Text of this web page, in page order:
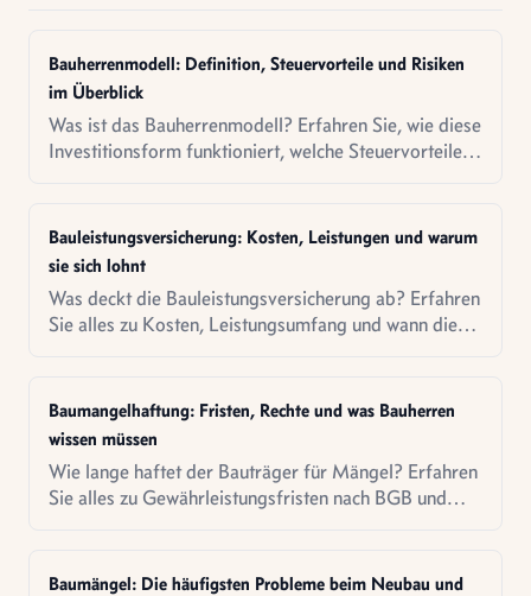
Bauherrenmodell: Definition, Steuervorteile und Risiken
im Überblick
Was ist das Bauherrenmodell? Erfahren Sie, wie diese
Investitionsform funktioniert, welche Steuervorteile
Bauleistungsversicherung: Kosten, Leistungen und warum
sie sich lohnt
Was deckt die Bauleistungsversicherung ab? Erfahren
Sie alles zu Kosten, Leistungsumfang und wann diese
Baumangelhaftung: Fristen, Rechte und was Bauherren
wissen müssen
Wie lange haftet der Bauträger für Mängel? Erfahren
Sie alles zu Gewährleistungsfristen nach BGB und
Baumängel: Die häufigsten Probleme beim Neubau und